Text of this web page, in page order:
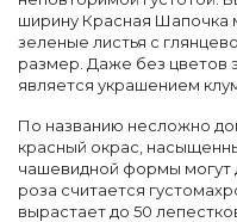
ширину Красная Шапочка
зеленые листья с
размер. Даже без цветов
является украшением
По названию несложно
красный окрас,
чашевидной формы могут
роза считается
вырастает до 50